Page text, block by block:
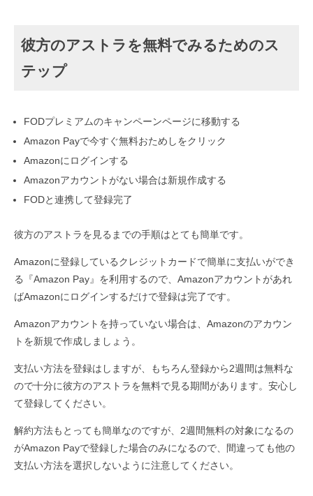
彼方のアストラを無料でみるためのス
テップ
FODプレミアムのキャンペーンページに移動する
Amazon Payで今すぐ無料おためしをクリック
Amazonにログインする
Amazonアカウントがない場合は新規作成する
FODと連携して登録完了
彼方のアストラを見るまでの手順はとても簡単です。
Amazonに登録しているクレジットカードで簡単に支払いができ
る『Amazon Pay』を利用するので、Amazonアカウントがあれ
ばAmazonにログインするだけで登録は完了です。
Amazonアカウントを持っていない場合は、Amazonのアカウン
トを新規で作成しましょう。
支払い方法を登録はしますが、もちろん登録から2週間は無料な
ので十分に彼方のアストラを無料で見る期間があります。安心し
て登録してください。
解約方法もとっても簡単なのですが、2週間無料の対象になるの
がAmazon Payで登録した場合のみになるので、間違っても他の
支払い方法を選択しないように注意してください。